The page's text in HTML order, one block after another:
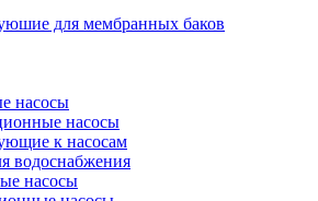
для мембранных баков
насосы
насосы
к насосам
водоснабжения
насосы